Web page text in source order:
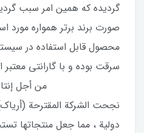
گردیده که همین امر سبب
صورت برند برتر همواره مورد
محصول قابل استفاده در
سرقت بوده و با
من أجل إنتاج
نجحت الشركة المقترحة
دولية ، مما جعل منتجاتها